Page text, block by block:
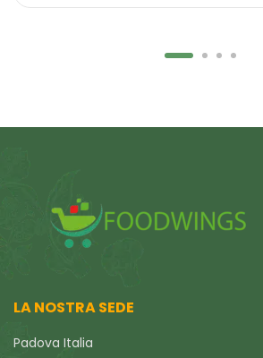
LA NOSTRA SEDE
Padova Italia